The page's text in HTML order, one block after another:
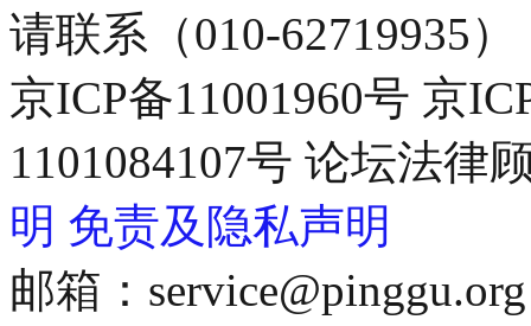
请联系（010-62719935）
京ICP备11001960号 京
1101084107号 论坛法律
明 免责及隐私声明
邮箱：service@pinggu.org